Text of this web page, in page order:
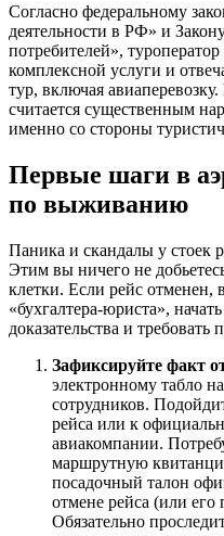
Согласно федеральному
деятельности в РФ» и
потребителей»,
комплексной услуги и
тур, включая
считается существенным
именно со стороны
Первые шаги в
по выживанию
Паника и скандалы у стоек
Этим вы ничего не
клетки. Если рейс
«бухгалтера-юриста»,
доказательства и
Зафиксируйте факт
электронному табло
сотрудников.
рейса или к
авиакомпании.
маршрутную
посадочный талон
отмене рейса (или его
Обязательно